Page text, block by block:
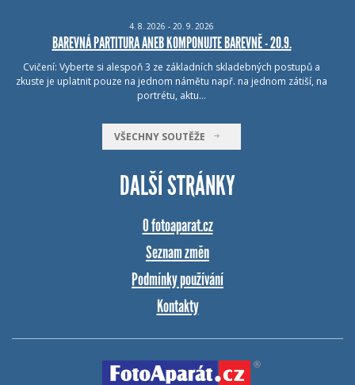
4. 8. 2026 - 20. 9. 2026
BAREVNÁ PARTITURA ANEB KOMPONUJTE BAREVNĚ - 20.9.
Cvičení: Vyberte si alespoň 3 ze základních skladebných postupů a
zkuste je uplatnit pouze na jednom námětu např. na jednom zátiší, na
portrétu, aktu…
VŠECHNY SOUTĚŽE
DALŠÍ STRÁNKY
O fotoaparat.cz
Seznam změn
Podmínky používání
Kontakty